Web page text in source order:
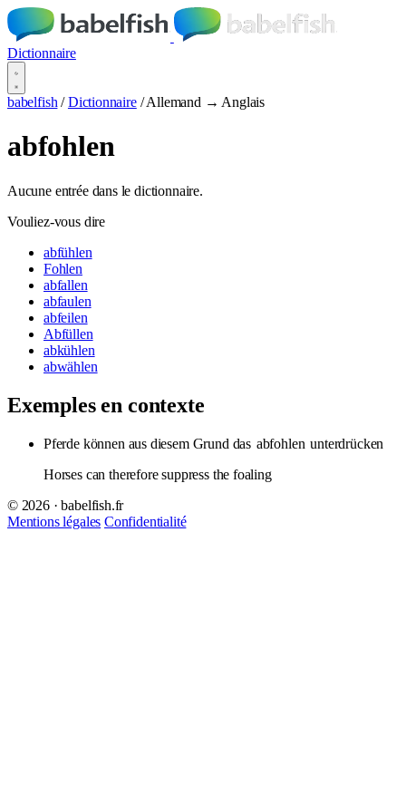
Dictionnaire
babelfish / Dictionnaire / Allemand → Anglais
abfohlen
Aucune entrée dans le dictionnaire.
Vouliez-vous dire
abfühlen
Fohlen
abfallen
abfaulen
abfeilen
Abfüllen
abkühlen
abwählen
Exemples en contexte
Pferde können aus diesem Grund das abfohlen unterdrücken
Horses can therefore suppress the foaling
© 2026 · babelfish.fr
Mentions légales Confidentialité